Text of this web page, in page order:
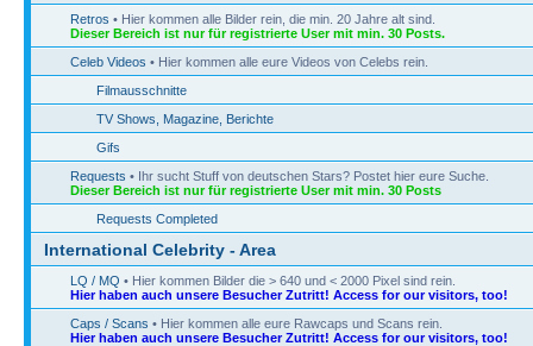
Retros • Hier kommen alle Bilder rein, die min. 20 Jahre alt sind.
Dieser Bereich ist nur für registrierte User mit min. 30 Posts.
Celeb Videos • Hier kommen alle eure Videos von Celebs rein.
Filmausschnitte
TV Shows, Magazine, Berichte
Gifs
Requests • Ihr sucht Stuff von deutschen Stars? Postet hier eure Suche.
Dieser Bereich ist nur für registrierte User mit min. 30 Posts
Requests Completed
International Celebrity - Area
LQ / MQ • Hier kommen Bilder die > 640 und < 2000 Pixel sind rein.
Hier haben auch unsere Besucher Zutritt! Access for our visitors, too!
Caps / Scans • Hier kommen alle eure Rawcaps und Scans rein.
Hier haben auch unsere Besucher Zutritt! Access for our visitors, too!